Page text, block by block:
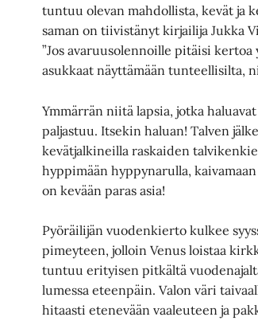
tuntuu olevan mahdollista, kevät ja
saman on tiivistänyt kirjailija Jukka
”Jos avaruusolennoille pitäisi
asukkaat näyttämään tunteellisilta,
Ymmärrän niitä lapsia, jotka
paljastuu. Itsekin haluan! Talven
kevätjalkineilla raskaiden
hyppimään hyppynarulla,
on kevään paras asia!
Pyöräilijän vuodenkierto kulkee
pimeyteen, jolloin Venus loistaa
tuntuu erityisen pitkältä
lumessa eteenpäin. Valon väri
hitaasti etenevään vaaleuteen ja